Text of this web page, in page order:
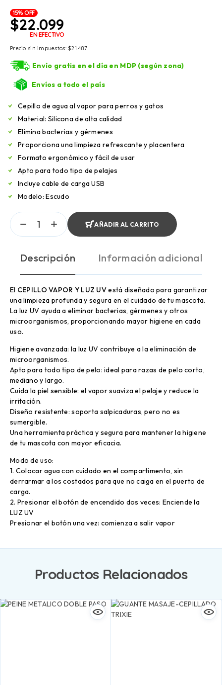
15% OFF
$22.099
EN EFECTIVO
Precio sin impuestos:$21.487
Envío gratis en el día en MDP (según zona)
Envíos a todo el país
Cepillo de agua al vapor para perros y gatos
Material: Silicona de alta calidad
Elimina bacterias y gérmenes
Proporciona una limpieza refrescante y placentera
Formato ergonómico y fácil de usar
Apto para todo tipo de pelajes
Incluye cable de carga USB
Modelo: Escudo
AÑADIR AL CARRITO
Descripción Información adicional
El CEPILLO VAPOR Y LUZ UVestá diseñado para garantizar
una limpieza profunda y segura en el cuidado de tu mascota.
La luz UV ayuda a eliminar bacterias, gérmenes y otros
microorganismos, proporcionando mayor higiene en cada
uso.
Higiene avanzada: la luz UV contribuye a la eliminación de
microorganismos.
Apto para todo tipo de pelo: ideal para razas de pelo corto,
mediano y largo.
Cuida la piel sensible: el vapor suaviza el pelaje y reduce la
irritación.
Diseño resistente: soporta salpicaduras, pero no es
sumergible.
Una herramienta práctica y segura para mantener la higiene
de tu mascota con mayor eficacia.
Modo de uso:
1. Colocar agua con cuidado en el compartimento, sin
derrarmar a los costados para que no caiga en el puerto de
carga.
2. Presionar el botón de encendido dos veces: Enciende la
LUZ UV
Presionar el botón una vez: comienza a salir vapor
Productos Relacionados